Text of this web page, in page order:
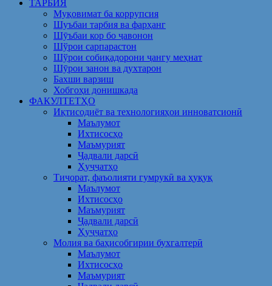
ТАРБИЯ
Муқовимат ба коррупсия
Шуъбаи тарбия ва фарҳанг
Шӯъбаи кор бо ҷавонон
Шўрои сарпарастон
Шўрои собиқадорони ҷангу меҳнат
Шӯрои занон ва духтарон
Бахши варзиш
Хобгоҳи донишкада
ФАКУЛТЕТҲО
Иқтисодиёт ва технологияҳои инноватсионӣ
Маълумот
Ихтисосҳо
Маъмурият
Ҷадвали дарсӣ
Ҳуҷҷатҳо
Тиҷорат, фаъолияти гумрукӣ ва ҳуқуқ
Маълумот
Ихтисосҳо
Маъмурият
Ҷадвали дарсӣ
Ҳуҷҷатҳо
Молия ва баҳисобгирии бухгалтерӣ
Маълумот
Ихтисосҳо
Маъмурият